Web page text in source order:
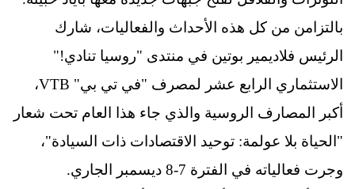
بالتزامن من كل هذه الأحداث والفعاليات، شارك
الرئيس فلاديمير بوتين في منتدى "روسيا تنادي!"
الاستثماري الرابع عشر لمصرف "في تي بي" VTB،
أكبر المصارف الروسية والذي جاء هذا العام تحت شعار
"الحياة بلا عولمة: توحيد الاقتصادات ذات السيادة"،
وجرت فعالياته في الفترة 7-8 ديسمبر الجاري.